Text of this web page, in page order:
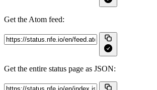
Get the Atom feed:
Get the entire status page as JSON: